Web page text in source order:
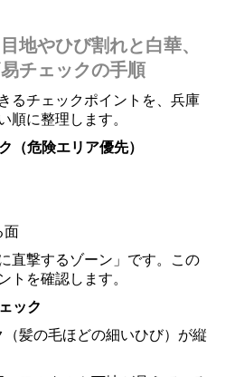
地やひび割れと白華、
チェックの手順
るチェックポイントを、兵庫
順に整理します。
（危険エリア優先）
面
直撃するゾーン」です。この
トを確認します。
ック
（髪の毛ほどの細いひび）が縦